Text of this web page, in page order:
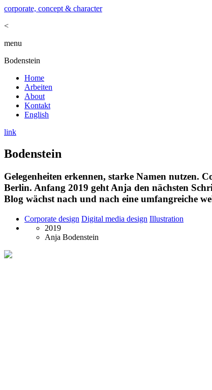
corporate, concept & character
<
menu
Bodenstein
Home
Arbeiten
About
Kontakt
English
link
Bodenstein
Gelegenheiten erkennen, starke Namen nutzen.
Berlin. Anfang 2019 geht Anja den nächsten
Blog wächst nach und nach eine umfangreiche
Corporate design Digital media design Illustration
2019
Anja Bodenstein